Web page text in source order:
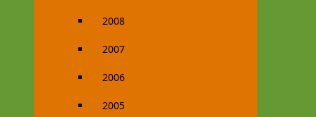
2008
2007
2006
2005